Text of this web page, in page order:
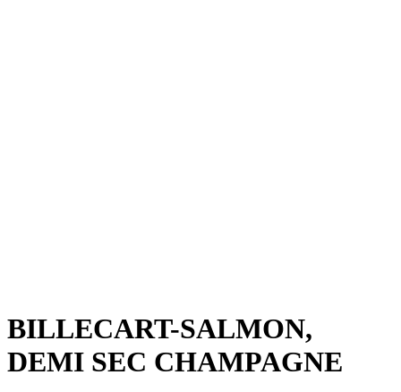
BILLECART-SALMON,
DEMI SEC CHAMPAGNE